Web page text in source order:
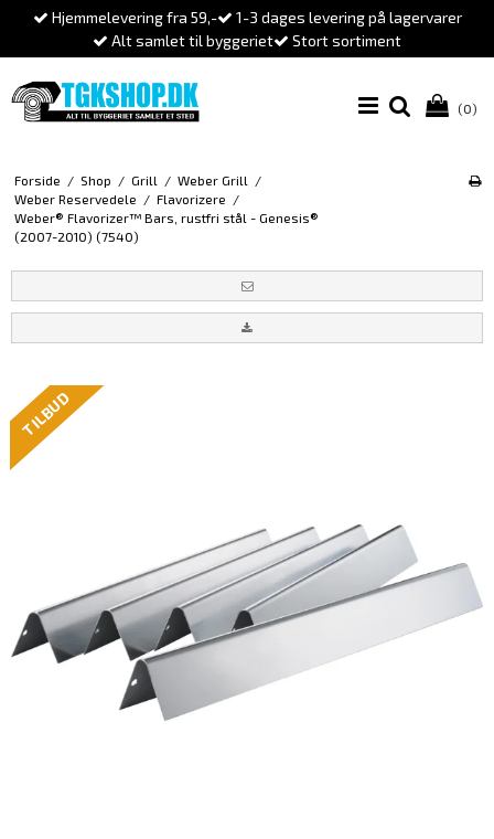
Hjemmelevering fra 59,-
1-3 dages levering på lagervarer
Alt samlet til byggeriet
Stort sortiment
(0)
Forside / Shop / Grill / Weber Grill
/
Weber Reservedele / Flavorizere /
Weber® Flavorizer™ Bars, rustfri stål - Genesis®
(2007-2010) (7540)
TILBUD